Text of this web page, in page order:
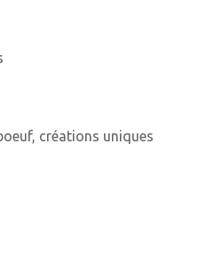
créations uniques